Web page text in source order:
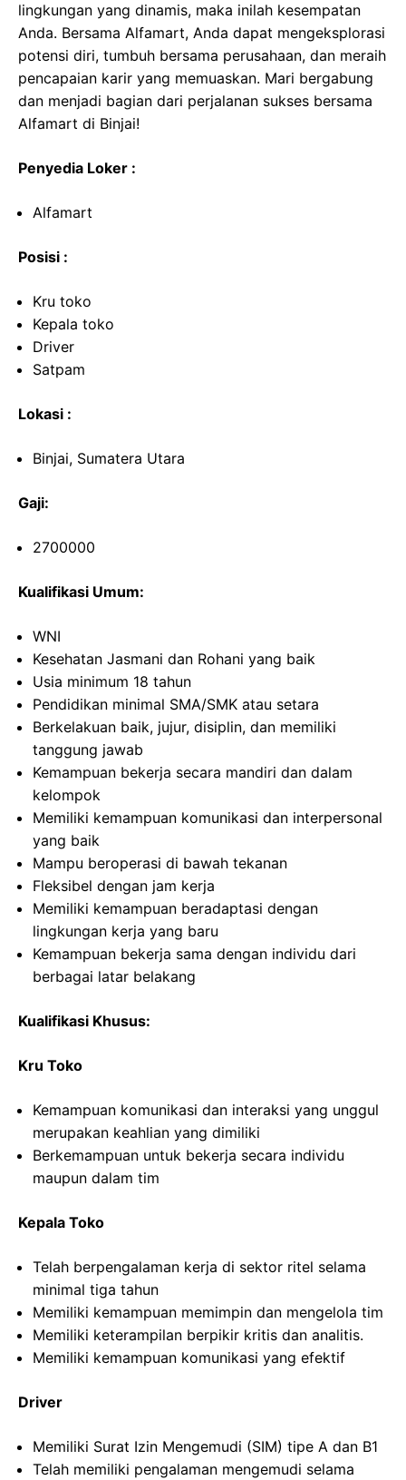
lingkungan yang dinamis, maka inilah kesempatan
Anda. Bersama Alfamart, Anda dapat mengeksplorasi
potensi diri, tumbuh bersama perusahaan, dan meraih
pencapaian karir yang memuaskan. Mari bergabung
dan menjadi bagian dari perjalanan sukses bersama
Alfamart di Binjai!
Penyedia Loker :
Alfamart
Posisi :
Kru toko
Kepala toko
Driver
Satpam
Lokasi :
Binjai, Sumatera Utara
Gaji:
2700000
Kualifikasi Umum:
WNI
Kesehatan Jasmani dan Rohani yang baik
Usia minimum 18 tahun
Pendidikan minimal SMA/SMK atau setara
Berkelakuan baik, jujur, disiplin, dan memiliki
tanggung jawab
Kemampuan bekerja secara mandiri dan dalam
kelompok
Memiliki kemampuan komunikasi dan interpersonal
yang baik
Mampu beroperasi di bawah tekanan
Fleksibel dengan jam kerja
Memiliki kemampuan beradaptasi dengan
lingkungan kerja yang baru
Kemampuan bekerja sama dengan individu dari
berbagai latar belakang
Kualifikasi Khusus:
Kru Toko
Kemampuan komunikasi dan interaksi yang unggul
merupakan keahlian yang dimiliki
Berkemampuan untuk bekerja secara individu
maupun dalam tim
Kepala Toko
Telah berpengalaman kerja di sektor ritel selama
minimal tiga tahun
Memiliki kemampuan memimpin dan mengelola tim
Memiliki keterampilan berpikir kritis dan analitis.
Memiliki kemampuan komunikasi yang efektif
Driver
Memiliki Surat Izin Mengemudi (SIM) tipe A dan B1
Telah memiliki pengalaman mengemudi selama